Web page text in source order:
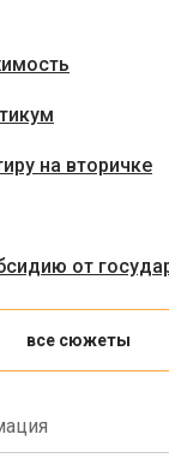
на вторичке
от
все сюжеты